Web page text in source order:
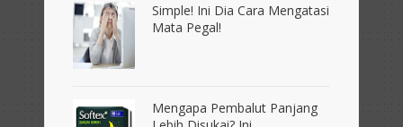
Simple! Ini Dia Cara Mengatasi
Mata Pegal!
Mengapa Pembalut Panjang